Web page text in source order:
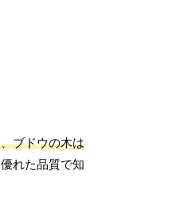
ブドウの木は
れた品質で知